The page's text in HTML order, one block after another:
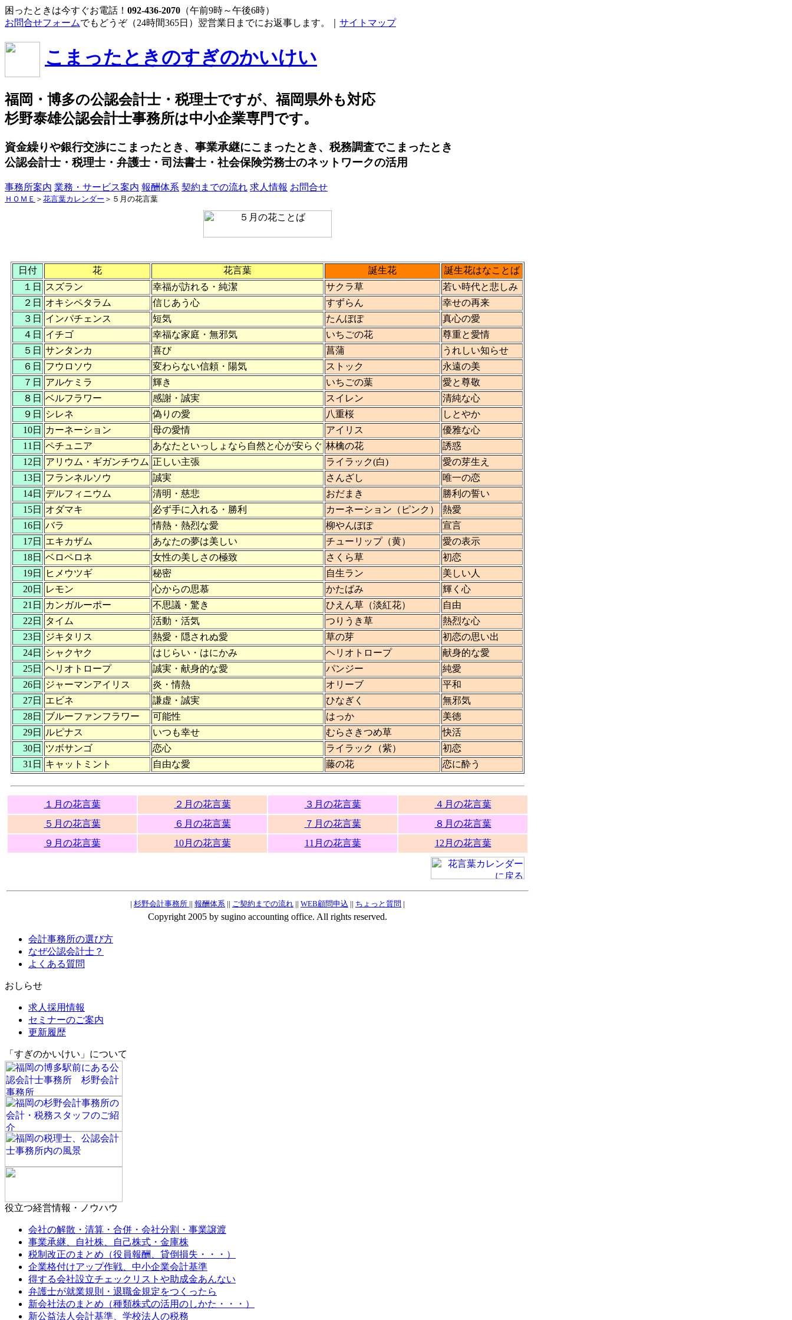
困ったときは今すぐお電話！ 092-436-2070 （午前9時～午後6時）
お問合せフォームでもどうぞ（24時間365日）翌営業日までにお返事します。｜ サイトマップ
こまったときのすぎのかいけい
福岡・博多の公認会計士・税理士ですが、福岡県外も対応
杉野泰雄公認会計士事務所は中小企業専門です。
資金繰りや銀行交渉にこまったとき、事業承継にこまったとき、税務調査でこまったとき
公認会計士・税理士・弁護士・司法書士・社会保険労務士のネットワークの活用
事務所案内 業務・サービス案内 報酬体系 契約までの流れ 求人情報 お問合せ
ＨＯＭＥ ＞ 花言葉カレンダー ＞５月の花言葉
日付 花 花言葉 誕生花
誕生花はなことば
１日
スズラン 幸福が訪れる・純潔 サクラ草
若い時代と悲しみ
２日
オキシペタラム 信じあう心 すずらん
幸せの再来
３日
インパチェンス 短気 たんぽぽ
真心の愛
４日
イチゴ 幸福な家庭・無邪気 いちごの花
尊重と愛情
５日 サンタンカ 喜び 菖蒲
うれしい知らせ
６日
フウロソウ 変わらない信頼・陽気 ストック
永遠の美
７日
アルケミラ 輝き いちごの葉
愛と尊敬
８日 ベルフラワー 感謝・誠実 スイレン
清純な心
９日
シレネ 偽りの愛 八重桜
しとやか
10日
カーネーション 母の愛情 アイリス
優雅な心
11日 ペチュニア あなたといっしょなら自然と心が安らぐ 林檎の花
誘惑
12日
アリウム・ギガンチウム 正しい主張 ライラック(白)
愛の芽生え
13日
フランネルソウ 誠実 さんざし
唯一の恋
14日
デルフィニウム 清明・慈悲 おだまき
勝利の誓い
15日
オダマキ 必ず手に入れる・勝利 カーネーション（ピンク）
熱愛
16日 バラ 情熱・熱烈な愛 柳やんぽぽ
宣言
17日
エキカザム あなたの夢は美しい チューリップ（黄）
愛の表示
18日 ベロペロネ 女性の美しさの極致 さくら草
初恋
19日
ヒメウツギ 秘密 自生ラン
美しい人
20日
レモン 心からの思慕 かたばみ
輝く心
21日
カンガルーポー 不思議・驚き ひえん草（淡紅花）
自由
22日
タイム 活動・活気 つりうき草
熱烈な心
23日
ジキタリス 熱愛・隠されぬ愛 草の芽
初恋の思い出
24日
シャクヤク はじらい・はにかみ ヘリオトロープ
献身的な愛
25日 ヘリオトロープ 誠実・献身的な愛 パンジー
純愛
26日
ジャーマンアイリス 炎・情熱 オリーブ
平和
27日
エビネ 謙虚・誠実 ひなぎく
無邪気
28日
ブルーファンフラワー 可能性 はっか
美徳
29日
ルピナス いつも幸せ むらさきつめ草
快活
30日
ツボサンゴ 恋心 ライラック（紫）
初恋
31日
キャットミント 自由な愛 藤の花 恋に酔う
１月の花言葉 ２月の花言葉 ３月の花言葉
４月の花言葉
５月の花言葉
６月の花言葉 ７月の花言葉
８月の花言葉
９月の花言葉
10月の花言葉 11月の花言葉 12月の花言葉
| 杉野会計事務所 || 報酬体系 || ご契約までの流れ || WEB顧問申込 || ちょっと質問 |
Copyright 2005 by sugino accounting office. All rights reserved.
会計事務所の選び方
なぜ公認会計士？
よくある質問
おしらせ
求人採用情報
セミナーのご案内
更新履歴
「すぎのかいけい」について
役立つ経営情報・ノウハウ
会社の解散・清算・合併・会社分割・事業譲渡
事業承継、自社株、自己株式・金庫株
税制改正のまとめ（役員報酬、貸倒損失・・・）
企業格付けアップ作戦、中小企業会計基準
得する会社設立チェックリストや助成金あんない
弁護士が就業規則・退職金規定をつくったら
新会社法のまとめ（種類株式の活用のしかた・・・）
新公益法人会計基準、学校法人の税務